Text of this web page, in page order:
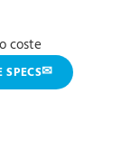
coste
SPECS✉